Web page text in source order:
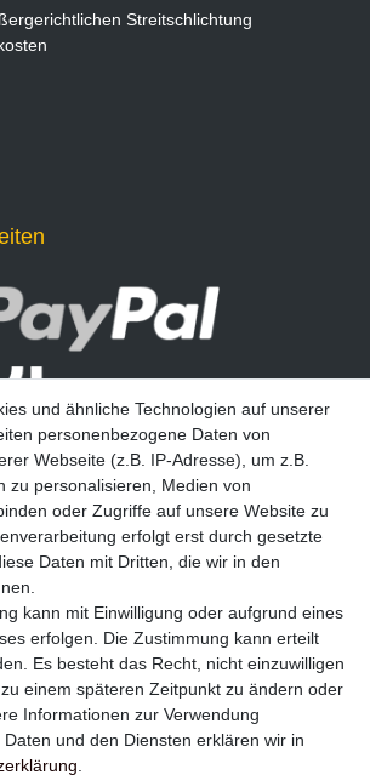
Streitschlichtung
ich dieDaten­schutz­erklärung
gelesen habe. Meine
widerrufen.**
Abonnieren
und ähnliche Technologien auf unserer
personenbezogene Daten von
Webseite (z.B. IP-Adresse), um z.B.
zu personalisieren, Medien von
oder Zugriffe auf unsere Website zu
erfolgt erst durch gesetzte
Daten mit Dritten, die wir in den
kann mit Einwilligung oder aufgrund eines
erfolgen. Die Zustimmung kann erteilt
Es besteht das Recht, nicht einzuwilligen
einem späteren Zeitpunkt zu ändern oder
Informationen zur Verwendung
und den Diensten erklären wir in